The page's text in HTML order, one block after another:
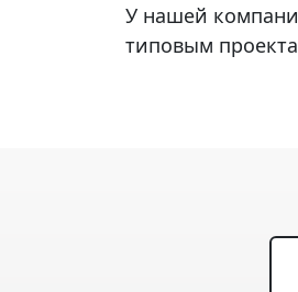
У нашей
типовым